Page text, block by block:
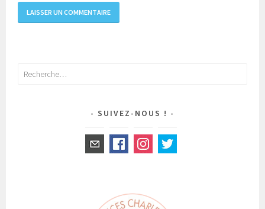
Rechercher :
SUIVEZ-NOUS !